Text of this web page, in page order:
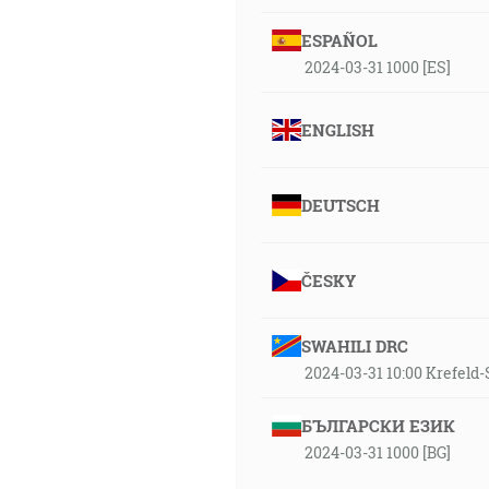
ESPAÑOL
2024-03-31 1000 [ES]
ENGLISH
DEUTSCH
ČESKY
SWAHILI DRC
2024-03-31 10:00
БЪЛГАРСКИ ЕЗИК
2024-03-31 1000 [BG]